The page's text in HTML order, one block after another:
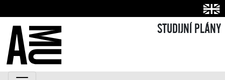
STUDIJNÍ PLÁNY